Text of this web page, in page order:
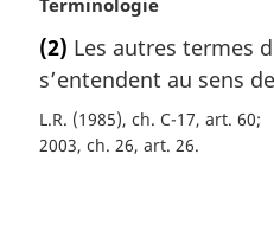
t
e
m
a
(2) Les autres termes
s’entendent au sens
L.R. (1985), ch. C-17, art. 60
2003, ch. 26, art. 26